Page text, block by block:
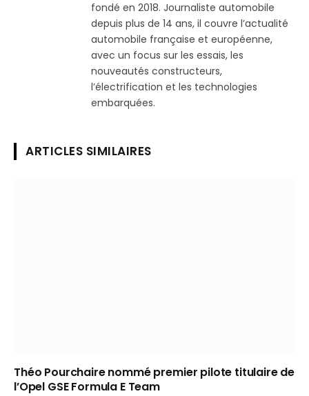
fondé en 2018. Journaliste automobile
depuis plus de 14 ans, il couvre l’actualité
automobile française et européenne,
avec un focus sur les essais, les
nouveautés constructeurs,
l’électrification et les technologies
embarquées.
ARTICLES SIMILAIRES
Théo Pourchaire nommé premier pilote titulaire de
l’Opel GSE Formula E Team